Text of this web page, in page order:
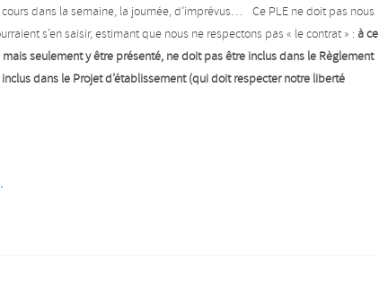
dans la semaine, la journée, d’imprévus… Ce PLE ne doit pas nous
s’en saisir, estimant que nous ne respectons pas « le contrat » : à ce
seulement y être présenté, ne doit pas être inclus dans le Règlement
dans le Projet d’établissement (qui doit respecter notre liberté